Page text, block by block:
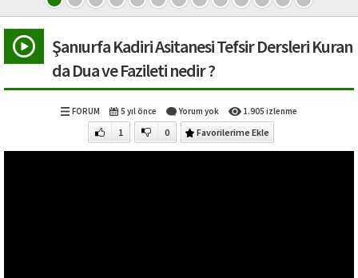
Şanıurfa Kadiri Asitanesi Tefsir Dersleri Kuran
da Dua ve Fazileti nedir ?
FORUM 5 yıl önce Yorum yok 1.905 izlenme
1 0 Favorilerime Ekle